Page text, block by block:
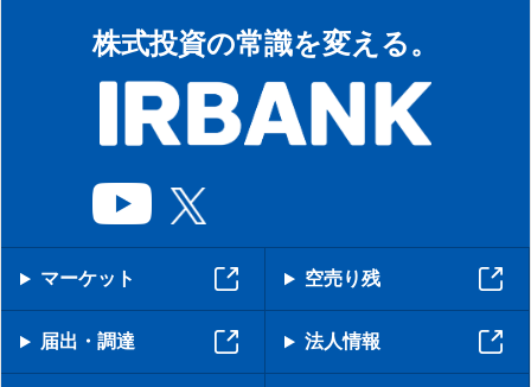
株式投資の常識を変える。
マーケット 空売り残
届出・調達 法人情報